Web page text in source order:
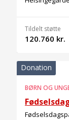
Tildelt støtte
120.760 kr.
Donation
BØRN OG